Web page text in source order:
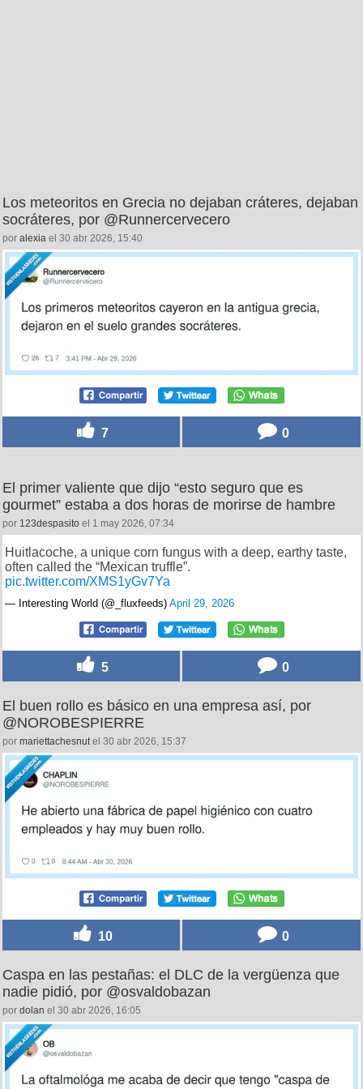
Los meteoritos en Grecia no dejaban cráteres, dejaban
socráteres, por @Runnercervecero
por alexia el 30 abr 2026, 15:40
7 0
El primer valiente que dijo “esto seguro que es
gourmet” estaba a dos horas de morirse de hambre
por 123despasito el 1 may 2026, 07:34
Huitlacoche, a unique corn fungus with a deep, earthy taste,
often called the “Mexican truffle”.
pic.twitter.com/XMS1yGv7Ya
— Interesting World (@_fluxfeeds) April 29, 2026
5 0
El buen rollo es básico en una empresa así, por
@NOROBESPIERRE
por mariettachesnutel 30 abr 2026, 15:37
10 0
Caspa en las pestañas: el DLC de la vergüenza que
nadie pidió, por @osvaldobazan
por dolan el 30 abr 2026, 16:05